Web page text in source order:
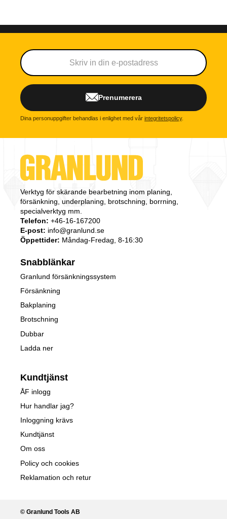
Prenumerera
Dina personuppgifter behandlas i enlighet med vår integritetspolicy.
Verktyg för skärande bearbetning inom planing,
försänkning, underplaning, brotschning, borrning,
specialverktyg mm.
Telefon: +46-16-167200
E-post: info@granlund.se
Öppettider: Måndag-Fredag, 8-16:30
Snabblänkar
Granlund försänkningssystem
Försänkning
Bakplaning
Brotschning
Dubbar
Ladda ner
Kundtjänst
ÅF inlogg
Hur handlar jag?
Inloggning krävs
Kundtjänst
Om oss
Policy och cookies
Reklamation och retur
© Granlund Tools AB